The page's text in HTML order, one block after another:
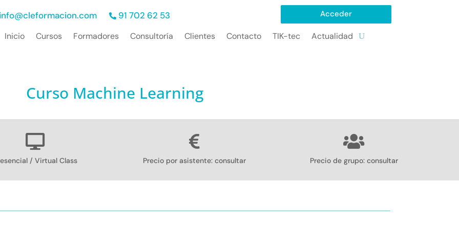
info@cleformacion.com 91 702 62 53 Acceder
Inicio Cursos Formadores Consultoría Clientes Contacto TIK-tec Actualidad
Curso Machine Learning
/ Virtual Class Precio por asistente: consultar Precio de grupo: consultar